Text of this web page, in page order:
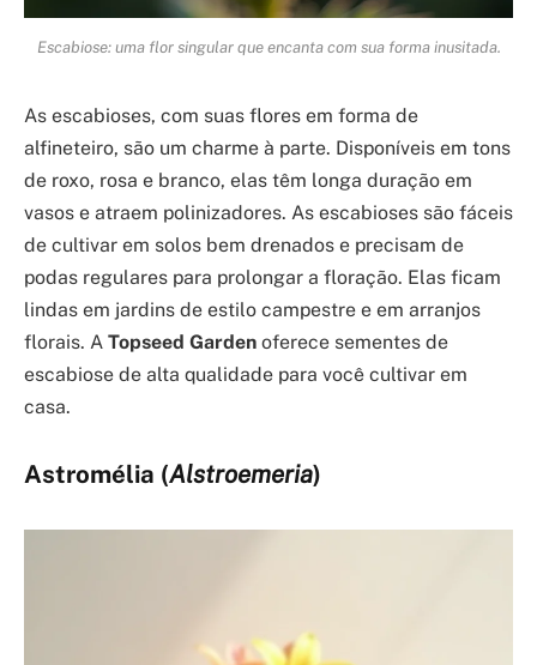
Escabiose: uma flor singular que encanta com sua forma inusitada.
As escabioses, com suas flores em forma de
alfineteiro, são um charme à parte. Disponíveis em tons
de roxo, rosa e branco, elas têm longa duração em
vasos e atraem polinizadores. As escabioses são fáceis
de cultivar em solos bem drenados e precisam de
podas regulares para prolongar a floração. Elas ficam
lindas em jardins de estilo campestre e em arranjos
florais. A Topseed Garden oferece sementes de
escabiose de alta qualidade para você cultivar em
casa.
Astromélia (Alstroemeria)